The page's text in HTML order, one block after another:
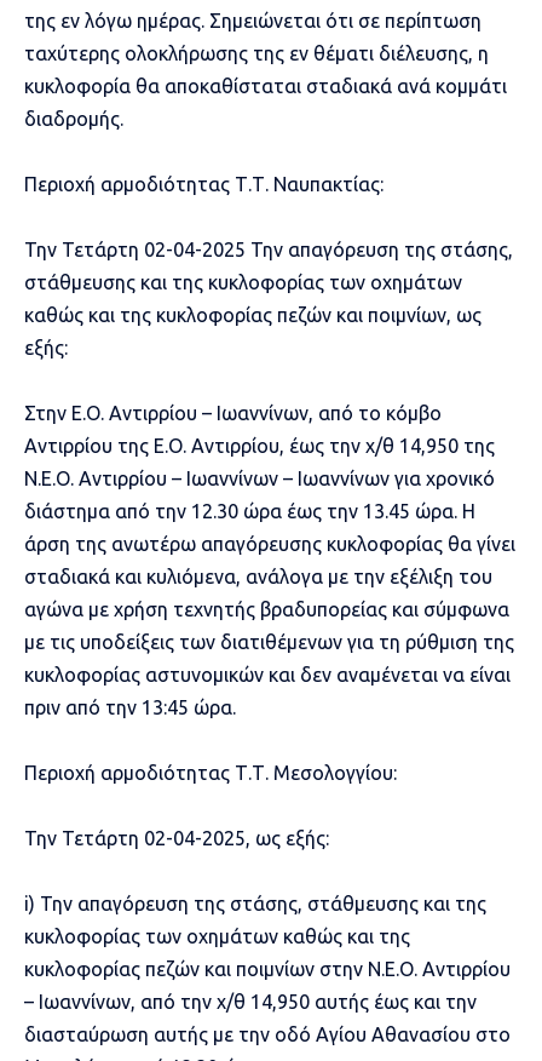
της εν λόγω ημέρας. Σημειώνεται ότι σε περίπτωση
ταχύτερης ολοκλήρωσης της εν θέματι διέλευσης, η
κυκλοφορία θα αποκαθίσταται σταδιακά ανά κομμάτι
διαδρομής.
Περιοχή αρμοδιότητας Τ.Τ. Ναυπακτίας:
Την Τετάρτη 02-04-2025 Την απαγόρευση της στάσης,
στάθμευσης και της κυκλοφορίας των οχημάτων
καθώς και της κυκλοφορίας πεζών και ποιμνίων, ως
εξής:
Στην Ε.Ο. Αντιρρίου – Ιωαννίνων, από το κόμβο
Αντιρρίου της Ε.Ο. Αντιρρίου, έως την χ/θ 14,950 της
Ν.Ε.Ο. Αντιρρίου – Ιωαννίνων – Ιωαννίνων για χρονικό
διάστημα από την 12.30 ώρα έως την 13.45 ώρα. Η
άρση της ανωτέρω απαγόρευσης κυκλοφορίας θα γίνει
σταδιακά και κυλιόμενα, ανάλογα με την εξέλιξη του
αγώνα με χρήση τεχνητής βραδυπορείας και σύμφωνα
με τις υποδείξεις των διατιθέμενων για τη ρύθμιση της
κυκλοφορίας αστυνομικών και δεν αναμένεται να είναι
πριν από την 13:45 ώρα.
Περιοχή αρμοδιότητας Τ.Τ. Μεσολογγίου:
Την Τετάρτη 02-04-2025, ως εξής:
i) Την απαγόρευση της στάσης, στάθμευσης και της
κυκλοφορίας των οχημάτων καθώς και της
κυκλοφορίας πεζών και ποιμνίων στην Ν.Ε.Ο. Αντιρρίου
– Ιωαννίνων, από την χ/θ 14,950 αυτής έως και την
διασταύρωση αυτής με την οδό Αγίου Αθανασίου στο